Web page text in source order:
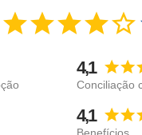
4,1
Conciliação
4,1